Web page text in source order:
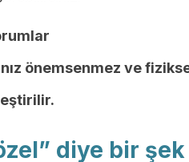
önemsenmez ve
diye bir